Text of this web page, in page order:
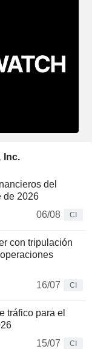
Inc.
del
de 2026
06/08
CI
con tripulación
16/07
CI
tráfico para el
15/07
CI